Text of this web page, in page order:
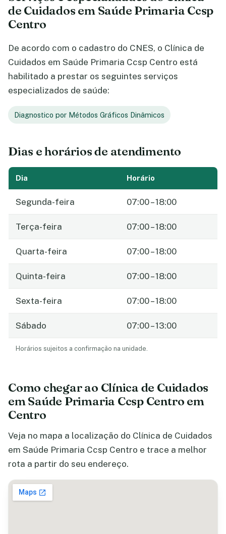
de Cuidados em Saúde Primaria Ccsp
Centro
De acordo com o cadastro do CNES, o Clínica de
Cuidados em Saúde Primaria Ccsp Centro está
habilitado a prestar os seguintes serviços
especializados de saúde:
Diagnostico por Métodos Gráficos Dinâmicos
Dias e horários de atendimento
Dia Horário
Segunda-feira 07:00 – 18:00
Terça-feira 07:00 – 18:00
Quarta-feira 07:00 – 18:00
Quinta-feira 07:00 – 18:00
Sexta-feira 07:00 – 18:00
Sábado 07:00 – 13:00
Horários sujeitos a confirmação na unidade.
Como chegar ao Clínica de Cuidados
em Saúde Primaria Ccsp Centro em
Centro
Veja no mapa a localização do Clínica de Cuidados
em Saúde Primaria Ccsp Centro e trace a melhor
rota a partir do seu endereço.